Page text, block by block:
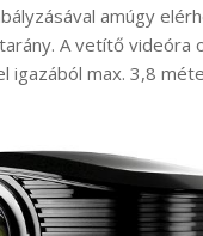
amúgy
A vetítő videóra
igazából max. 3,8